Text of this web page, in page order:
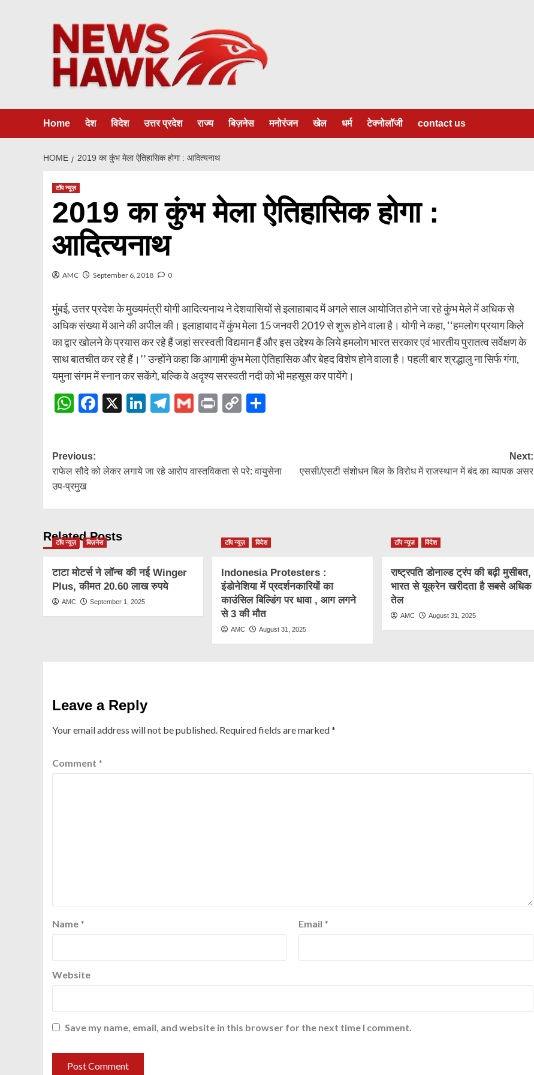
Home देश विदेश उत्तर प्रदेश राज्य बिज़नेस मनोरंजन खेल धर्म टेक्नोलॉजी contact us
HOME 2019 का कुंभ मेला ऐतिहासिक होगा : आदित्यनाथ
टॉप न्यूज़
2019 का कुंभ मेला ऐतिहासिक होगा :
आदित्यनाथ
AMC September 6, 2018 0
मुंबई, उत्तर प्रदेश के मुख्यमंत्री योगी आदित्यनाथ ने देशवासियों से इलाहाबाद में अगले साल आयोजित होने जा रहे कुंभ मेले में अधिक से
अधिक संख्या में आने की अपील की। इलाहाबाद में कुंभ मेला 15 जनवरी 2019 से शुरू होने वाला है। योगी ने कहा, ‘‘हमलोग प्रयाग किले
का द्वार खोलने के प्रयास कर रहे हैं जहां सरस्वती विद्यमान हैं और इस उद्देश्य के लिये हमलोग भारत सरकार एवं भारतीय पुरातत्व सर्वेक्षण के
साथ बातचीत कर रहे हैं।’’ उन्होंने कहा कि आगामी कुंभ मेला ऐतिहासिक और बेहद विशेष होने वाला है। पहली बार श्रद्धालु ना सिर्फ गंगा,
यमुना संगम में स्नान कर सकेंगे, बल्कि वे अदृश्य सरस्वती नदी को भी महसूस कर पायेंगे।
WhatsApp
Facebook
X LinkedIn
Telegram
GmailPrintCopy
Post
navigation
Previous:
राफेल सौदे को लेकर लगाये जा रहे आरोप वास्तविकता से परे: वायुसेना
उप-प्रमुख
Next:
एससी/एसटी संशोधन बिल के विरोध में राजस्थान में बंद का व्यापक असर
Related Posts
टॉप न्यूज़ बिज़नेस
टाटा मोटर्स ने लॉन्च की नई Winger
Plus, कीमत 20.60 लाख रुपये
AMC September 1, 2025
टॉप न्यूज़ विदेश
Indonesia Protesters :
इंडोनेशिया में प्रदर्शनकारियों का
काउंसिल बिल्डिंग पर धावा , आग लगने
से 3 की मौत
AMC August 31, 2025
टॉप न्यूज़ विदेश
राष्ट्रप​ति डोनाल्ड ट्रंप की बढ़ी मुसीबत,
भारत से यूक्रेन खरीदता है सबसे अधिक
तेल
AMC August 31, 2025
Leave a Reply
Your email address will not be published. Required fields are marked*
Comment *
Name * Email *
Website
Save my name, email, and website in this browser for the next time I comment.